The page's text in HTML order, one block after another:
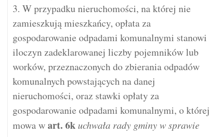
3. W przypadku nieruchomości, na której nie
zamieszkują mieszkańcy, opłata za
gospodarowanie odpadami komunalnymi stanowi
iloczyn zadeklarowanej liczby pojemników lub
worków, przeznaczonych do zbierania odpadów
komunalnych powstających na danej
nieruchomości, oraz stawki opłaty za
gospodarowanie odpadami komunalnymi, o której
mowa wart. 6k uchwała rady gminy w sprawie